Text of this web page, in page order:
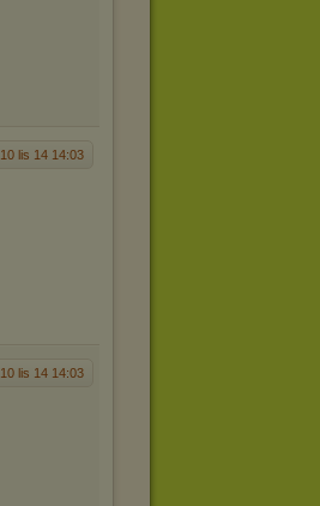
10 lis 14 14:03
10 lis 14 14:03